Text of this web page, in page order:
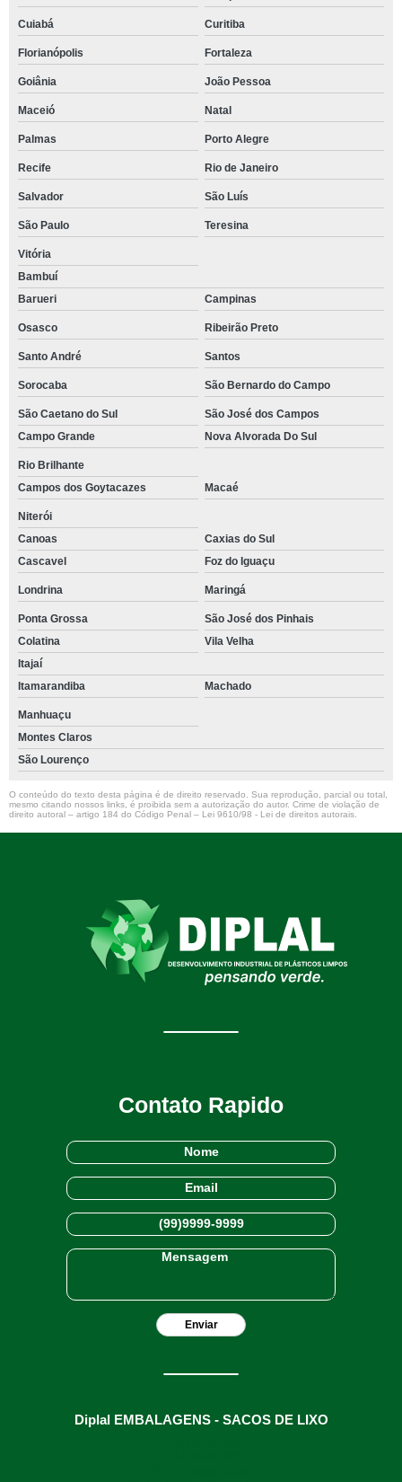
Cuiabá Curitiba
Florianópolis Fortaleza
Goiânia João Pessoa
Maceió Natal
Palmas Porto Alegre
Recife Rio de Janeiro
Salvador São Luís
São Paulo Teresina
Vitória
Bambuí
Barueri
Campinas
Osasco Ribeirão Preto
Santo André Santos
Sorocaba São Bernardo do Campo
São Caetano do Sul
São José dos Campos
Campo Grande
Nova Alvorada Do Sul
Rio Brilhante
Campos dos Goytacazes
Macaé
Niterói
Canoas
Caxias do Sul
Cascavel
Foz do Iguaçu
Londrina Maringá
Ponta Grossa
São José dos Pinhais
Colatina
Vila Velha
Itajaí
Itamarandiba
Machado
Manhuaçu
Montes Claros
São Lourenço
O conteúdo do texto desta página é de direito reservado. Sua reprodução, parcial ou total,
mesmo citando nossos links, é proibida sem a autorização do autor. Crime de violação de
direito autoral – artigo 184 do Código Penal – Lei 9610/98 - Lei de direitos autorais
Contato Rapido
Diplal EMBALAGENS - SACOS DE LIXO